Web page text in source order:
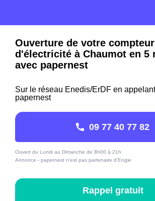
Ouverture de votre compteur
d'électricité à Chaumot en 5
avec papernest
Sur le réseau Enedis/ErDF en
papernest
09 77 40 77 82
Ouvert du Lundi au Dimanche de 8h00 à 21h
Annonce - papernest n'est pas partenaire d'Engie
Rappel gratuit